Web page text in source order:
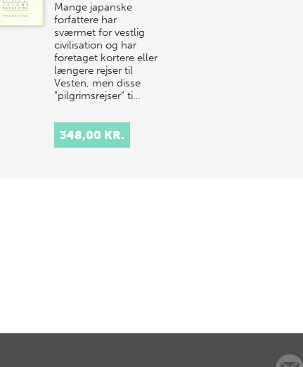
Mange japanske
forfattere har
sværmet for vestlig
civilisation og har
foretaget kortere eller
længere rejser til
Vesten, men disse
"pilgrimsrejser" ti…
348,00 KR.